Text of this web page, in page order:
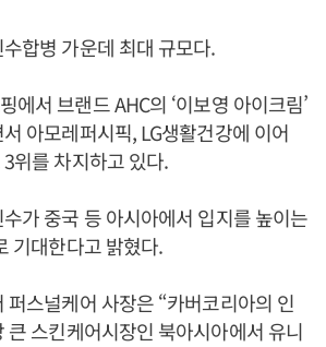
합병 가운데 최대 규모다.
에서 브랜드 AHC의 ‘이보영 아이크림’
아모레퍼시픽, LG생활건강에 이어
위를 차지하고 있다.
가 중국 등 아시아에서 입지를 높이는
기대한다고 밝혔다.
퍼스널케어 사장은 “카버코리아의 인
큰 스킨케어시장인 북아시아에서 유니